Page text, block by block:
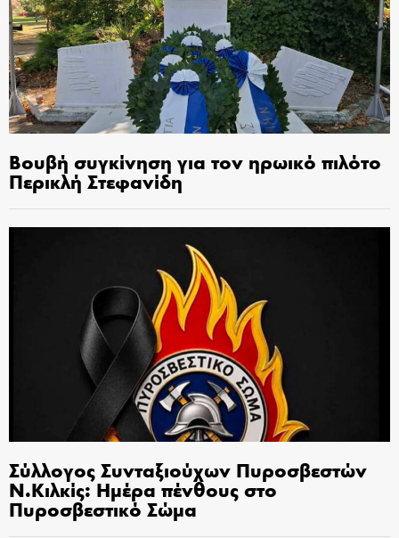
Βουβή συγκίνηση για τον ηρωικό πιλότο
Περικλή Στεφανίδη
Σύλλογος Συνταξιούχων Πυροσβεστών
Ν.Κιλκίς: Ημέρα πένθους στο
Πυροσβεστικό Σώμα